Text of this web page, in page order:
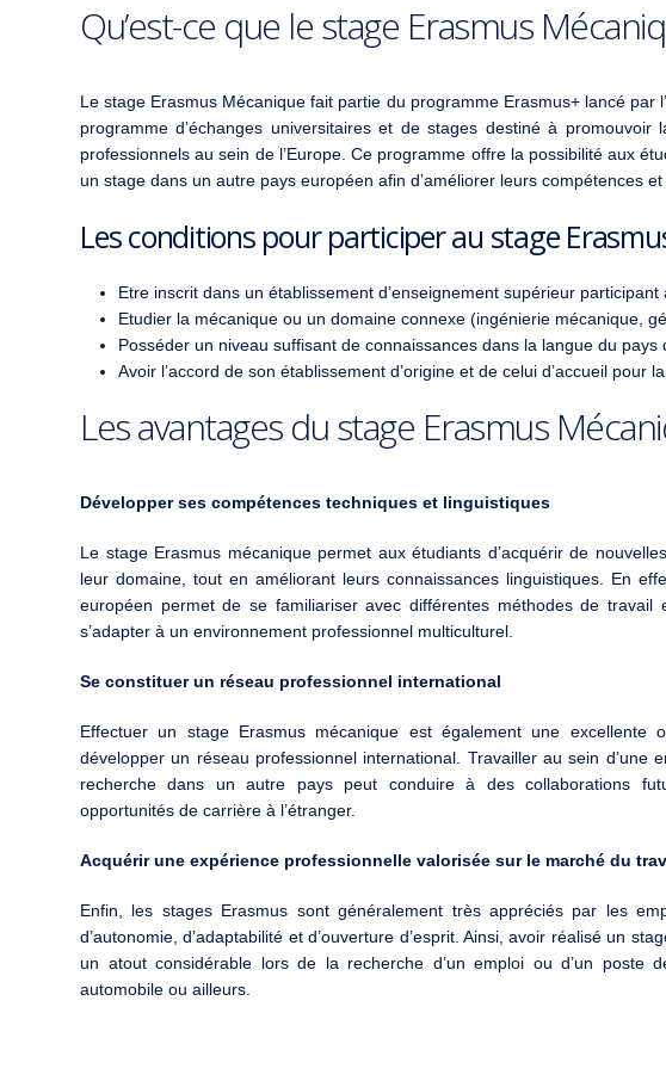
Qu’est-ce que le stage Erasmus
Le stage Erasmus Mécanique fait partie du programme Erasmus+ lancé par
programme d’échanges universitaires et de stages destiné à
professionnels au sein de l’Europe. Ce programme offre la possibilité aux
un stage dans un autre pays européen afin d’améliorer leurs compétences et
Les conditions pour participer au stage
Etre inscrit dans un établissement d’enseignement supérieur
Etudier la mécanique ou un domaine connexe (ingénierie mécanique,
Posséder un niveau suffisant de connaissances dans la langue du pays
Avoir l’accord de son établissement d’origine et de celui d’accueil pour
Les avantages du stage Erasmus
Développer ses compétences techniques et linguistiques
Le stage Erasmus mécanique permet aux étudiants d’acquérir de
leur domaine, tout en améliorant leurs connaissances linguistiques. En
européen permet de se familiariser avec différentes méthodes de travail
s’adapter à un environnement professionnel multiculturel.
Se constituer un réseau professionnel international
Effectuer un stage Erasmus mécanique est également une excellente
développer un réseau professionnel international. Travailler au sein d’une
recherche dans un autre pays peut conduire à des collaborations
opportunités de carrière à l’étranger.
Acquérir une expérience professionnelle valorisée sur le marché du
Enfin, les stages Erasmus sont généralement très appréciés par les
d’autonomie, d’adaptabilité et d’ouverture d’esprit. Ainsi, avoir réalisé un
un atout considérable lors de la recherche d’un emploi ou d’un poste
automobile ou ailleurs.